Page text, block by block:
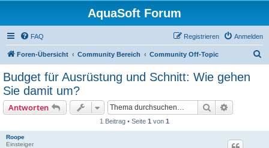
AquaSoft Forum
FAQ Anmelden
Registrieren
Foren-Übersicht Community Bereich Community Off-Topic
Budget für Ausrüstung und Schnitt: Wie gehen
Sie damit um?
Antworten Suche
1 Beitrag • Seite 1 von 1
Roope
Einsteiger